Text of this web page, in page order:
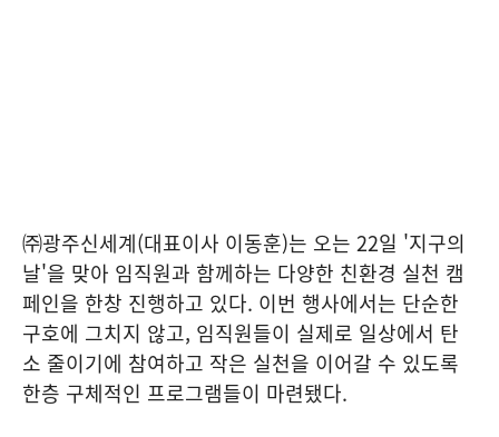
㈜광주신세계(대표이사 이동훈)는 오는 22일 '지구의
날'을 맞아 임직원과 함께하는 다양한 친환경 실천 캠
페인을 한창 진행하고 있다. 이번 행사에서는 단순한
구호에 그치지 않고, 임직원들이 실제로 일상에서 탄
소 줄이기에 참여하고 작은 실천을 이어갈 수 있도록
한층 구체적인 프로그램들이 마련됐다.